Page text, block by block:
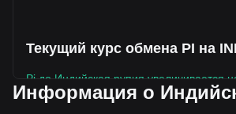
Текущий курс обмена PI на
Pi до Индийская рупия увеличивается
Текущая рыночная цена Pi составляет
Информация о